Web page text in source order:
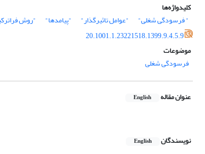
کلیدواژه‌ها
" فرسودگی شغلی"
"عوامل تاثیرگذار" "پیامدها"
"روش
20.1001.1.23221518.1399.9.4.5.9
موضوعات
فرسودگی شغلی
عنوان مقاله English
نویسندگان English